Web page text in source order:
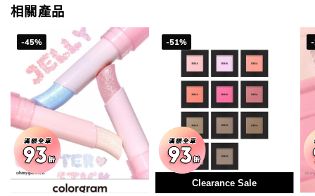
相關產品
-45% -51%
Clearance Sale